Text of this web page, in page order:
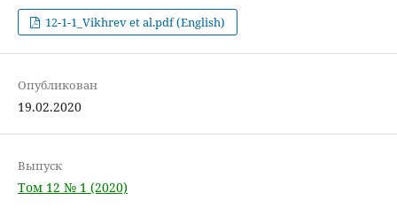
12-1-1_Vikhrev et al.pdf (English)
Опубликован
19.02.2020
Выпуск
Том 12 № 1 (2020)